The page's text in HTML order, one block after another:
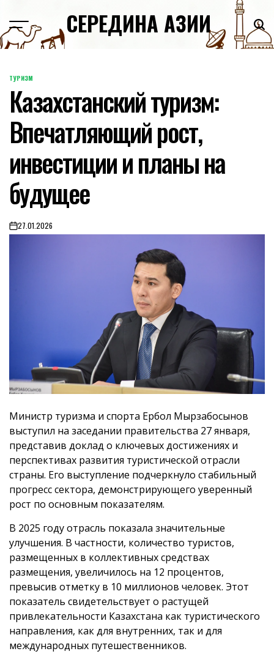
content
СЕРЕДИНА АЗИИ
POSTED
IN
ТУРИЗМ
Казахстанский туризм:
Впечатляющий рост,
инвестиции и планы на
будущее
on27.01.2026
Министр туризма и спорта Ербол Мырзабосынов
выступил на заседании правительства 27 января,
представив доклад о ключевых достижениях и
перспективах развития туристической отрасли
страны. Его выступление подчеркнуло стабильный
прогресс сектора, демонстрирующего уверенный
рост по основным показателям.
В 2025 году отрасль показала значительные
улучшения. В частности, количество туристов,
размещенных в коллективных средствах
размещения, увеличилось на 12 процентов,
превысив отметку в 10 миллионов человек. Этот
показатель свидетельствует о растущей
привлекательности Казахстана как туристического
направления, как для внутренних, так и для
международных путешественников.